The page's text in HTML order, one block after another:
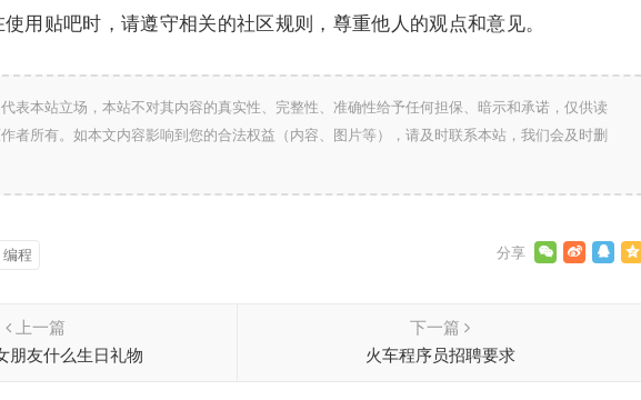
用贴吧时，请遵守相关的社区规则，尊重他人的观点和意见。
表本站立场，本站不对其内容的真实性、完整性、准确性给予任何担保、暗示和承诺，仅供读
者所有。如本文内容影响到您的合法权益（内容、图片等），请及时联系本站，我们会及时删
编程
上一篇
朋友什么生日礼物
下一篇
火车程序员招聘要求